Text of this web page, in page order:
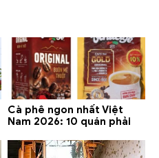
Cà phê ngon nhất Việt
Nam 2026: 10 quán phải
Lạt